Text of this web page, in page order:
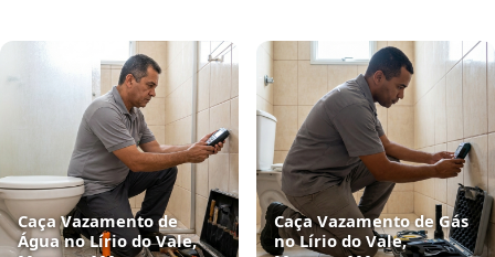
Caça Vazamento de
Água no Lírio do Vale,
Caça Vazamento de Gás
no Lírio do Vale,